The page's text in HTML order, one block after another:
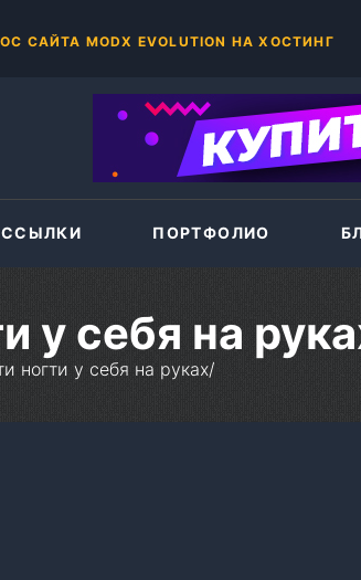
87 +375(44)786-33-87
РАБОТАЕТ КОД GOOGLE ADSENSE
ССЫЛКИ ПОРТФОЛИО
у себя на
ногти у себя на руках/